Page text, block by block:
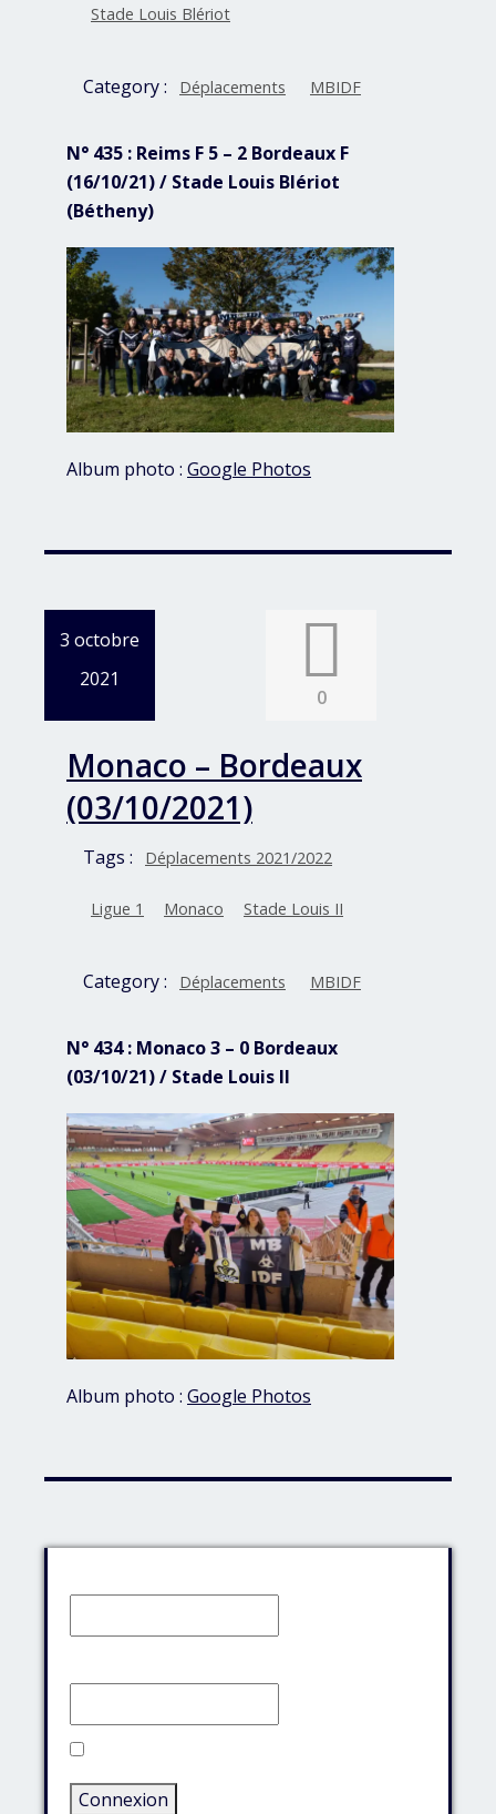
Stade Louis Blériot
Category : Déplacements MBIDF
N° 435 : Reims F 5 – 2 Bordeaux F
(16/10/21) / Stade Louis Blériot
(Bétheny)
Album photo : Google Photos
3 octobre
2021
0
Monaco – Bordeaux
(03/10/2021)
Tags : Déplacements 2021/2022
Ligue 1 Monaco Stade Louis II
Category : Déplacements MBIDF
N° 434 : Monaco 3 – 0 Bordeaux
(03/10/21) / Stade Louis II
Album photo : Google Photos
Connexion